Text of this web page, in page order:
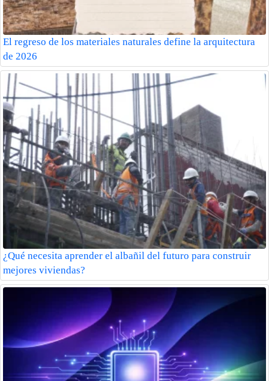
El regreso de los materiales naturales define la arquitectura
de 2026
¿Qué necesita aprender el albañil del futuro para construir
mejores viviendas?